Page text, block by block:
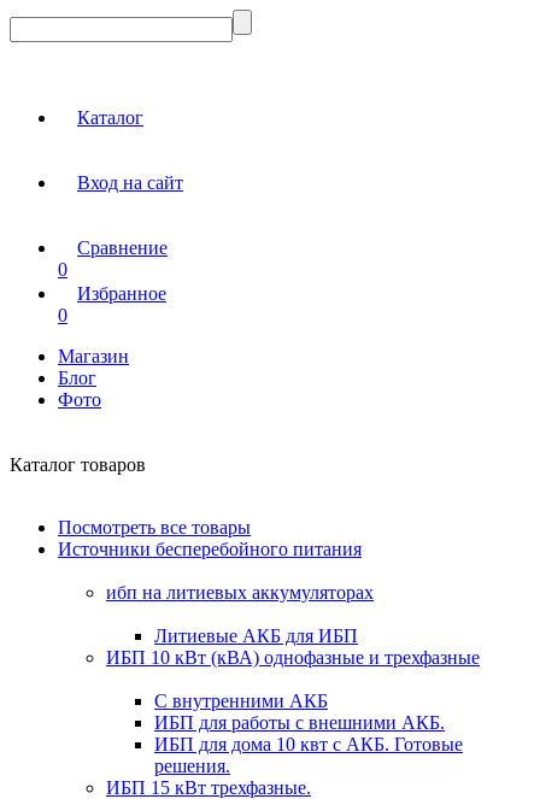
Каталог
Вход на сайт
Сравнение
0
Избранное
0
Магазин
Блог
Фото
Каталог товаров
Посмотреть все товары
Источники бесперебойного питания
ибп на литиевых аккумуляторах
Литиевые АКБ для ИБП
ИБП 10 кВт (кВА) однофазные и трехфазные
С внутренними АКБ
ИБП для работы с внешними АКБ.
ИБП для дома 10 квт с АКБ. Готовые
решения.
ИБП 15 кВт трехфазные.